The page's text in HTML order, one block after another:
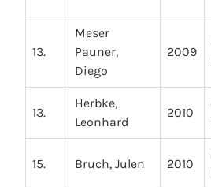
13.
Meser
Pauner,
Diego
2009
13.
Herbke,
Leonhard
2010
15. Bruch, Julen 2010